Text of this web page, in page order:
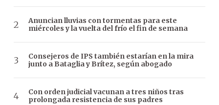
Anuncian lluvias con tormentas para este
miércoles y la vuelta del frío el fin de semana
Consejeros de IPS también estarían en la mira
junto a Bataglia y Brítez, según abogado
Con orden judicial vacunan a tres niños tras
prolongada resistencia de sus padres